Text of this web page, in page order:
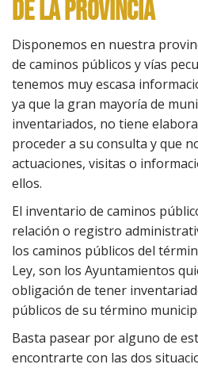
DE LA PROVINCIA
Disponemos en nuestra
de caminos públicos y vías
tenemos muy escasa
ya que la gran mayoría de
inventariados, no tiene
proceder a su consulta y que
actuaciones, visitas o
ellos.
El inventario de caminos
relación o registro
los caminos públicos del
Ley, son los Ayuntamientos
obligación de tener
públicos de su término
Basta pasear por alguno de
encontrarte con las dos